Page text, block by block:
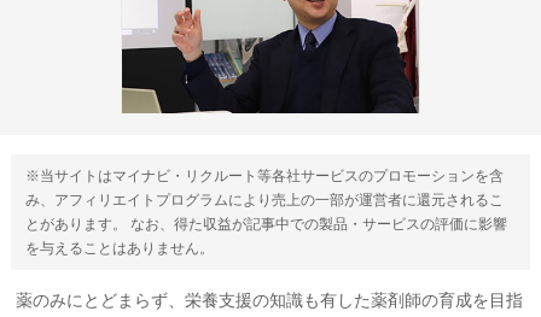
※当サイトはマイナビ・リクルート等各社サービスのプロモーションを含
み、アフィリエイトプログラムにより売上の一部が運営者に還元されるこ
とがあります。 なお、得た収益が記事中での製品・サービスの評価に影響
を与えることはありません。
薬のみにとどまらず、栄養支援の知識も有した薬剤師の育成を目指